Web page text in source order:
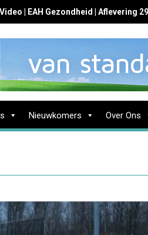
Video | EAH Gezondheid | Aflevering
Nieuwkomers Over Ons